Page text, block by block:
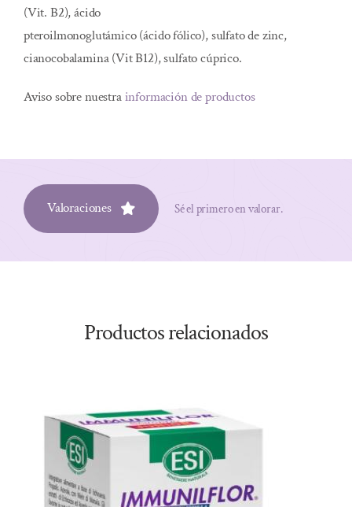
(Vit. B2), ácido
pteroilmonoglutámico (ácido fólico), sulfato de zinc,
cianocobalamina (Vit B12), sulfato cúprico.
Aviso sobre nuestrainformación de productos
Valoraciones Sé el primero en valorar.
Productos relacionados